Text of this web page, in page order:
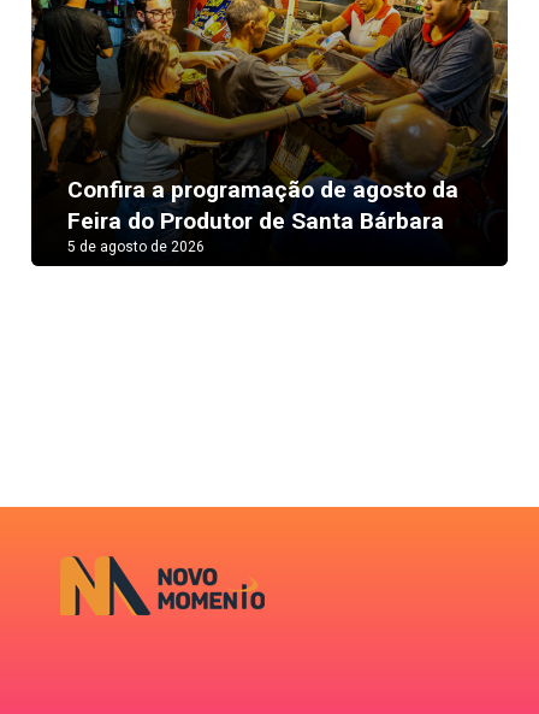
Confira a programação de agosto da
Feira do Produtor de Santa Bárbara
5 de agosto de 2026
Next